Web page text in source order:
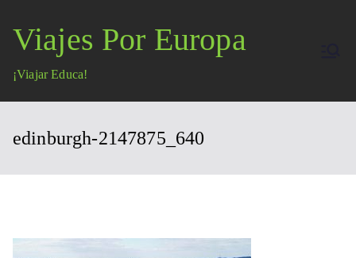
contenido
Viajes Por Europa
¡Viajar Educa!
edinburgh-2147875_640